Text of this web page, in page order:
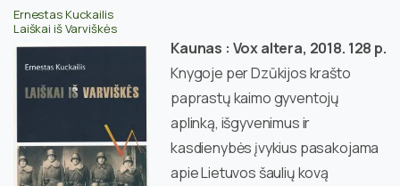
Ernestas Kuckailis
Laiškai iš Varviškės
Kaunas : Vox altera, 2018. 128 p.
Knygoje per Dzūkijos krašto
paprastų kaimo gyventojų
aplinką, išgyvenimus ir
kasdienybės įvykius pasakojama
apie Lietuvos šaulių kovą